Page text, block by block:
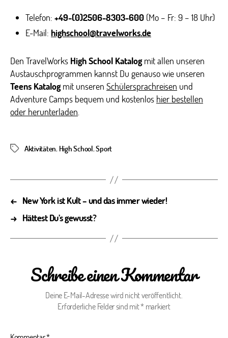
Telefon: +49-(0)2506-8303-600 (Mo – Fr: 9 – 18 Uhr)
E-Mail: highschool@travelworks.de
Den TravelWorks High School Katalog mit allen unseren
Austauschprogrammen kannst Du genauso wie unseren
Teens Katalog mit unseren Schülersprachreisen und
Adventure Camps bequem und kostenlos hier bestellen
oder herunterladen.
Schlagwörter
Aktivitäten, High School,Sport
← New York ist Kult – und das immer wieder!
→ Hättest Du’s gewusst?
Schreibe einen Kommentar
Deine E-Mail-Adresse wird nicht veröffentlicht.
Erforderliche Felder sind mit*markiert